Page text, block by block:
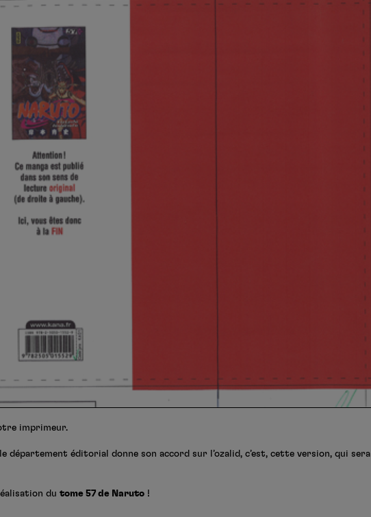
imprimeur.
département éditorial donne son accord sur l’ozalid, c’est, cette version, qui sera
du tome 57 de Naruto !